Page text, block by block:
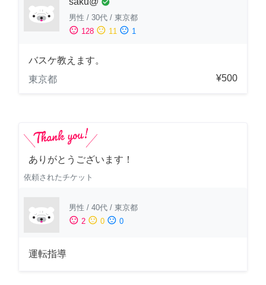
男性 / 30代 / 東京都
sentiment_satisfied 128 sentiment_neutral 11 sentiment_dissatisfied 1
バスケ教えます。
東京都
¥500
ありがとうございます！
依頼されたチケット
男性 / 40代 / 東京都
sentiment_satisfied 2 sentiment_neutral 0 sentiment_dissatisfied 0
運転指導